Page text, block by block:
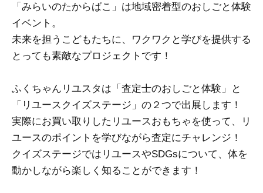
「みらいのたからばこ」は地域密着型のおしごと体験
イベント。
未来を担うこどもたちに、ワクワクと学びを提供する
とっても素敵なプロジェクトです！
ふくちゃんリユスタは「査定士のおしごと体験」と
「リユースクイズステージ」の２つで出展します！
実際にお買い取りしたリユースおもちゃを使って、リ
ユースのポイントを学びながら査定にチャレンジ！
クイズステージではリユースやSDGsについて、体を
動かしながら楽しく知ることができます！